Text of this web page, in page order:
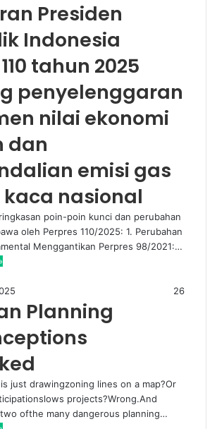
Presiden
Indonesia
tahun 2025
penyelenggaran
nilai ekonomi
dan
emisi gas
nasional
poin-poin kunci dan perubahan
oleh Perpres 110/2025: 1. Perubahan
Menggantikan Perpres 98/2021:…
26
Planning
just drawingzoning lines on a map?Or
projects?Wrong.And
ofthe many dangerous planning…